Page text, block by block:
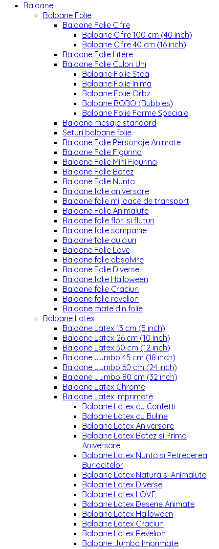
Baloane
Baloane Folie
Baloane Folie Cifre
Baloane Cifre 100 cm (40 inch)
Baloane Cifre 40 cm (16 inch)
Baloane Folie Litere
Baloane Folie Culori Uni
Baloane Folie Stea
Baloane Folie Inima
Baloane Folie Orbz
Baloane BOBO (Bubbles)
Baloane Folie Forme Speciale
Baloane mesaje standard
Seturi baloane folie
Baloane Folie Personaje Animate
Baloane Folie Figurina
Baloane Folie Mini Figurina
Baloane Folie Botez
Baloane Folie Nunta
Baloane folie aniversare
Baloane folie mijloace de transport
Baloane Folie Animalute
Baloane folie flori si fluturi
Baloane folie sampanie
Baloane folie dulciuri
Baloane Folie Love
Baloane folie absolvire
Baloane Folie Diverse
Baloane folie Halloween
Baloane folie Craciun
Baloane folie revelion
Baloane mate din folie
Baloane Latex
Baloane Latex 13 cm (5 inch)
Baloane Latex 26 cm (10 inch)
Baloane Latex 30 cm (12 inch)
Baloane Jumbo 45 cm (18 inch)
Baloane Jumbo 60 cm (24 inch)
Baloane Jumbo 80 cm (32 inch)
Baloane Latex Chrome
Baloane Latex imprimate
Baloane Latex cu Confetti
Baloane Latex cu Buline
Baloane Latex Aniversare
Baloane Latex Botez si Prima
Aniversare
Baloane Latex Nunta si Petrecerea
Burlacitelor
Baloane Latex Natura si Animalute
Baloane Latex Diverse
Baloane Latex LOVE
Baloane Latex Desene Animate
Baloane Latex Halloween
Baloane Latex Craciun
Baloane Latex Revelion
Baloane Jumbo Imprimate